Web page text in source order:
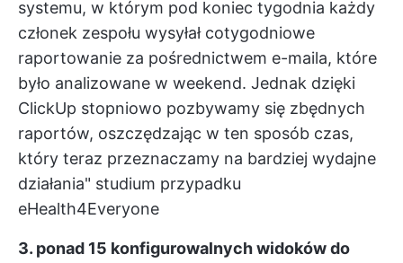
systemu, w którym pod koniec tygodnia każdy
członek zespołu wysyłał cotygodniowe
raportowanie za pośrednictwem e-maila, które
było analizowane w weekend. Jednak dzięki
ClickUp stopniowo pozbywamy się zbędnych
raportów, oszczędzając w ten sposób czas,
który teraz przeznaczamy na bardziej wydajne
działania" studium przypadku
eHealth4Everyone
3. ponad 15 konfigurowalnych widoków do